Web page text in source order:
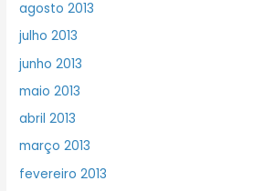
agosto 2013
julho 2013
junho 2013
maio 2013
abril 2013
março 2013
fevereiro 2013